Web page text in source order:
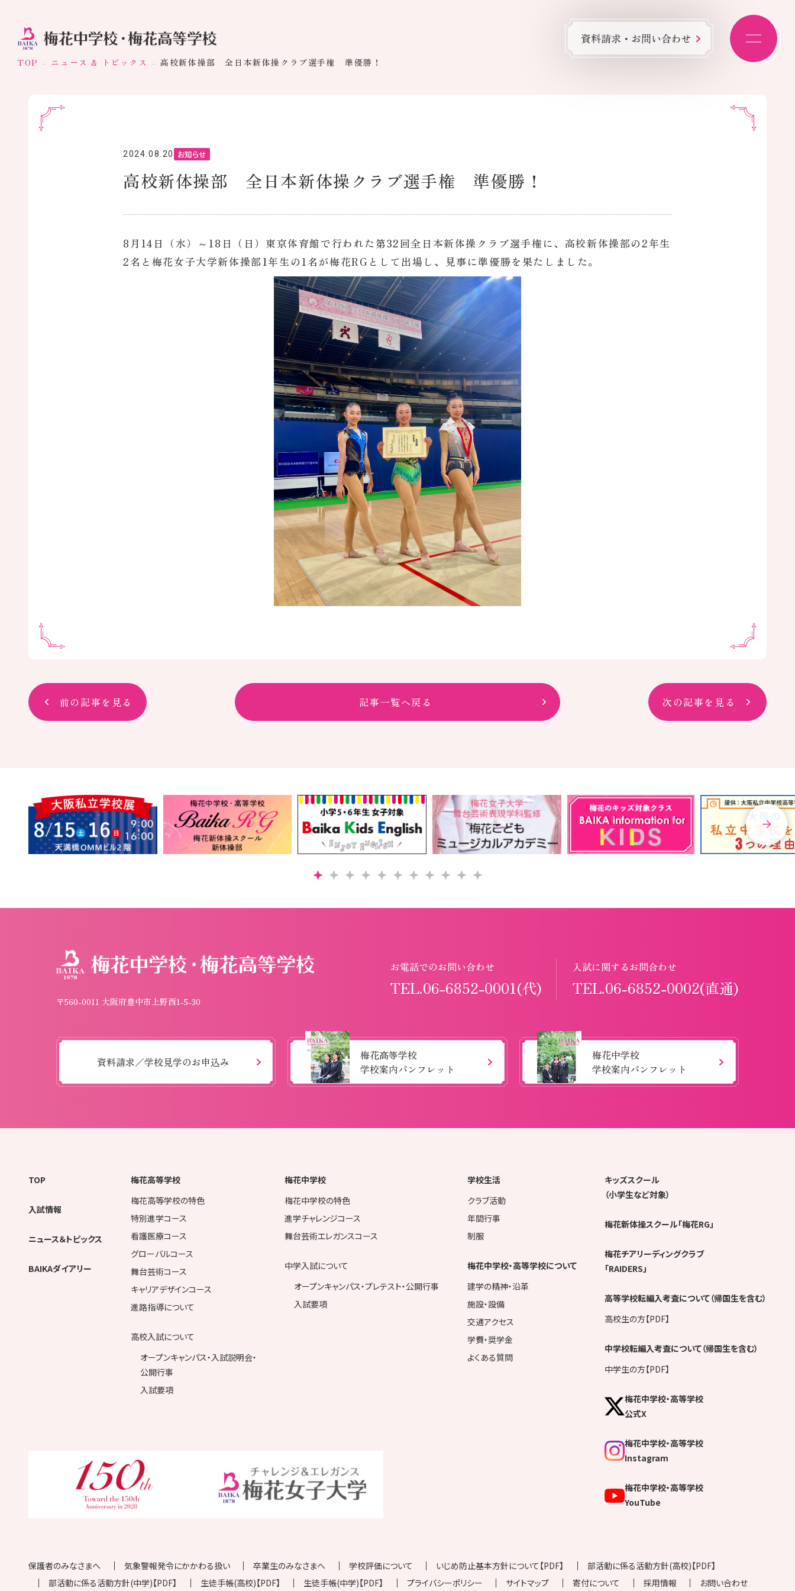
資料請求・お問い合わせ
TOP ニュース & トピックス 高校新体操部 全日本新体操クラブ選手権 準優勝！
2024.08.20 お知らせ
高校新体操部 全日本新体操クラブ選手権 準優勝！
8月14日（水）～18日（日）東京体育館で行われた第32回全日本新体操クラブ選手権に、高校新体操部の2年生
2名と梅花女子大学新体操部1年生の1名が梅花RGとして出場し、見事に準優勝を果たしました。
前の記事を見る 次の記事を見る
記事一覧へ戻る
〒560-0011 大阪府豊中市上野西1-5-30
お電話でのお問い合わせ
TEL.06-6852-0001(代)
入試に関するお問合わせ
TEL.06-6852-0002(直通)
資料請求／学校見学のお申込み
梅花高等学校
学校案内パンフレット
梅花中学校
学校案内パンフレット
TOP
入試情報
ニュース＆トピックス
BAIKAダイアリー
梅花高等学校
梅花高等学校の特色
特別進学コース
看護医療コース
グローバルコース
舞台芸術コース
キャリアデザインコース
進路指導について
高校入試について
オープンキャンパス・入試説明会・
公開行事
入試要項
梅花中学校
梅花中学校の特色
進学チャレンジコース
舞台芸術エレガンスコース
中学入試について
オープンキャンパス・プレテスト・公開行事
入試要項
学校生活
クラブ活動
年間行事
制服
梅花中学校・高等学校について
建学の精神・沿革
施設・設備
交通アクセス
学費・奨学金
よくある質問
キッズスクール
（小学生など対象）
梅花新体操スクール「梅花RG」
梅花チアリーディングクラブ
「RAIDERS」
高等学校転編入考査について（帰国生を含む）
高校生の方【PDF】
中学校転編入考査について（帰国生を含む）
中学生の方【PDF】
梅花中学校・高等学校
公式X
梅花中学校・高等学校
Instagram
梅花中学校・高等学校
YouTube
保護者のみなさまへ 気象警報発令にかかわる扱い 卒業生のみなさまへ 学校評価について いじめ防止基本方針について【PDF】
部活動に係る活動方針(高校)【PDF】
部活動に係る活動方針(中学)【PDF】
生徒手帳(高校)【PDF】 生徒手帳(中学)【PDF】 プライバシーポリシー サイトマップ 寄付について 採用情報 お問い合わせ